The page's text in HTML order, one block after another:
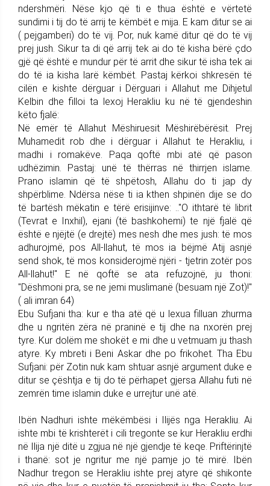
ndershmëri. Nëse kjo që ti e thua është e vërtetë
sundimi i tij do të arrij te këmbët e mija. E kam ditur se ai
( pejgamberi) do të vij. Por, nuk kamë ditur që do të vij
prej jush. Sikur ta di që arrij tek ai do të kisha bërë çdo
gjë që është e mundur për të arrit dhe sikur të isha tek ai
do të ia kisha larë këmbët. Pastaj kërkoi shkresën të
cilën e kishte dërguar i Dërguari i Allahut me Dihjetul
Kelbin dhe filloi ta lexoj Herakliu ku në të gjendeshin
këto fjalë:
Në emër të Allahut Mëshiruesit Mëshirëbërësit. Prej
Muhamedit rob dhe i dërguar i Allahut te Herakliu, i
madhi i romakëve. Paqa qoftë mbi atë që pason
udhëzimin. Pastaj: unë të thërras në thirrjen islame.
Prano islamin që të shpëtosh, Allahu do ti jap dy
shpërblime. Ndërsa nëse ti ia kthen shpinën dije se do
të bartësh mëkatin e tërë erisijinve: .."O ithtarë të librit
(Tevrat e Inxhil), ejani (të bashkohemi) te një fjalë që
është e njëjtë (e drejtë) mes nesh dhe mes jush: të mos
adhurojmë, pos All-llahut, të mos ia bëjmë Atij asnjë
send shok, të mos konsiderojmë njëri - tjetrin zotër pos
All-llahut!" E në qoftë se ata refuzojnë, ju thoni:
"Dëshmoni pra, se ne jemi muslimanë (besuam një Zot)!"
( ali imran 64)
Ebu Sufjani tha: kur e tha atë që u lexua filluan zhurma
dhe u ngritën zëra në praninë e tij dhe na nxorën prej
tyre. Kur dolëm me shokët e mi dhe u vetmuam ju thash
atyre. Ky mbreti i Beni Askar dhe po frikohet. Tha Ebu
Sufjani: për Zotin nuk kam shtuar asnjë argument duke e
ditur se çështja e tij do të përhapet gjersa Allahu futi në
zemrën time islamin duke e urrejtur unë atë.
Ibën Nadhuri ishte mëkëmbësi i Ilijës nga Herakliu. Ai
ishte mbi të krishterët i cili tregonte se kur Herakliu erdhi
në Ilija një ditë u zgjua në një gjendje të keqe. Priftërinjtë
i thanë: sot je ngritur me një pamje jo të mirë. Ibën
Nadhur tregon se Herakliu ishte prej atyre që shikonte